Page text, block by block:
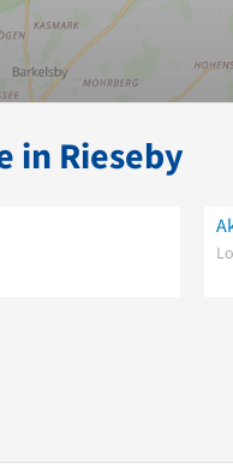
in Rieseby